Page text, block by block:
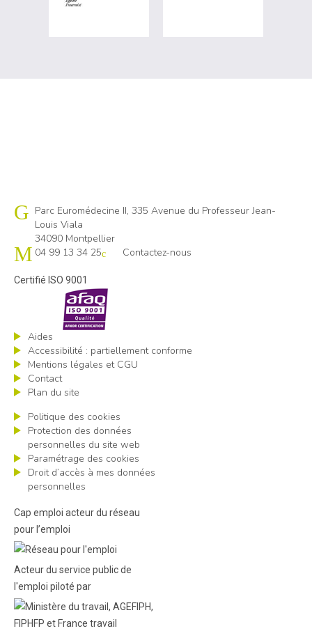
Cap emploi 34
Parc Euromédecine II, 335 Avenue du Professeur Jean-
Louis Viala
34090 Montpellier
04 99 13 34 25
Contactez-nous
Certifié ISO 9001
Aides
Accessibilité : partiellement conforme
Mentions légales et CGU
Contact
Plan du site
Politique des cookies
Protection des données
personnelles du site web
Paramétrage des cookies
Droit d’accès à mes données
personnelles
Cap emploi acteur du réseau
pour l’emploi
Acteur du service public de
l'emploi piloté par